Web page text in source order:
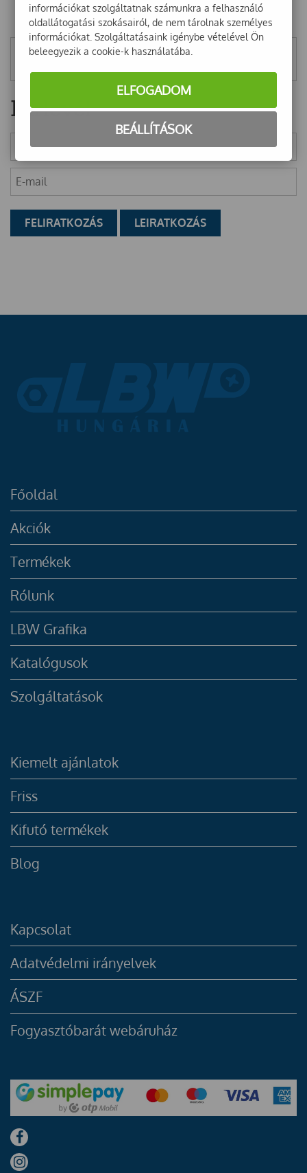
Mentett szűrők
Hírlevél
Főoldal
Akciók
Termékek
Rólunk
LBW Grafika
Katalógusok
Szolgáltatások
Kiemelt ajánlatok
Friss
Kifutó termékek
Blog
Kapcsolat
Adatvédelmi irányelvek
ÁSZF
Fogyasztóbarát webáruház
információkat szolgáltatnak számunkra a felhasználó
oldallátogatási szokásairól, de nem tárolnak személyes
információkat. Szolgáltatásaink igénybe vételével Ön
beleegyezik a cookie-k használatába.
ELFOGADOM
BEÁLLÍTÁSOK